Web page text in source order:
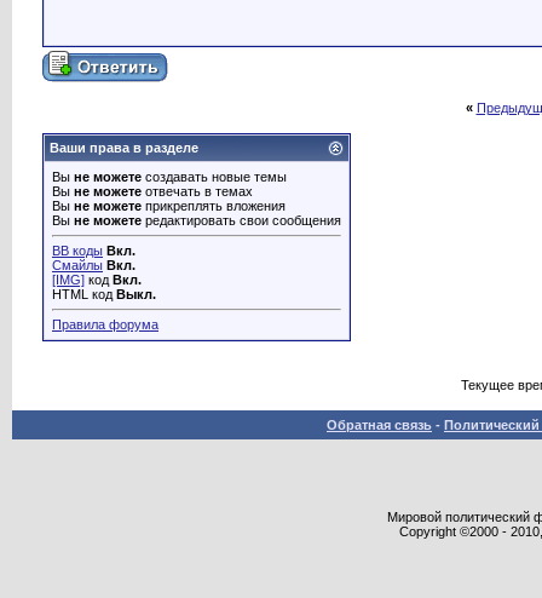
«
Ваши права в разделе
Вы не можете создавать новые темы
Вы не можете отвечать в темах
Вы не можете прикреплять вложения
Вы не можете редактировать свои сообщения
BB коды Вкл.
Смайлы Вкл.
[IMG] код Вкл.
HTML код Выкл.
Правила форума
Текущее
Обратная связь -
Мировой политический
Copyright ©2000 -